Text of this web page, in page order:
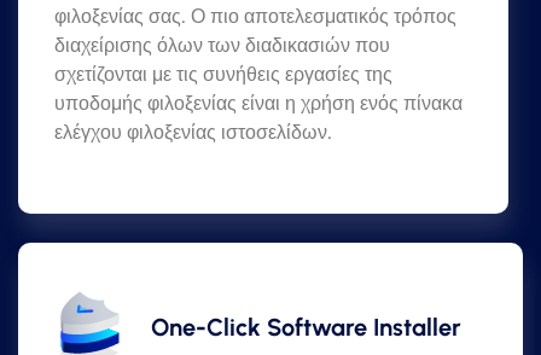
φιλοξενίας σας. Ο πιο αποτελεσματικός τρόπος
διαχείρισης όλων των διαδικασιών που
σχετίζονται με τις συνήθεις εργασίες της
υποδομής φιλοξενίας είναι η χρήση ενός πίνακα
ελέγχου φιλοξενίας ιστοσελίδων.
One-Click Software Installer